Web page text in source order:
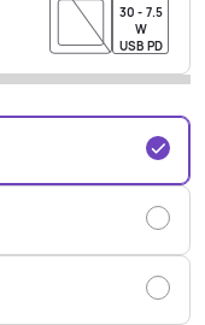
30 - 7.5
W
USB PD